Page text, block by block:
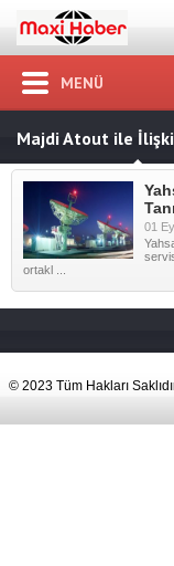
MENÜ
Majdi Atout ile
01
ortakl ...
© 2023 Tüm Hakları